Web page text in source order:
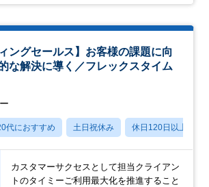
ングセールス】お客様の課題に向
な解決に導く／フレックスタイム
代におすすめ 土日祝休み 休日120日以上
カスタマーサクセスとして担当クライアン
トのタイミーご利用最大化を推進すること